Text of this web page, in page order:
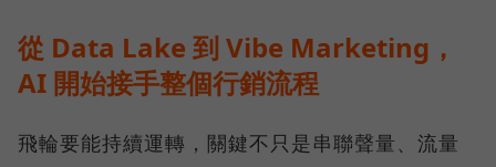
從 Data Lake 到 Vibe Marketing，
AI 開始接手整個行銷流程
飛輪要能持續運轉，關鍵不只是串聯聲量、流量